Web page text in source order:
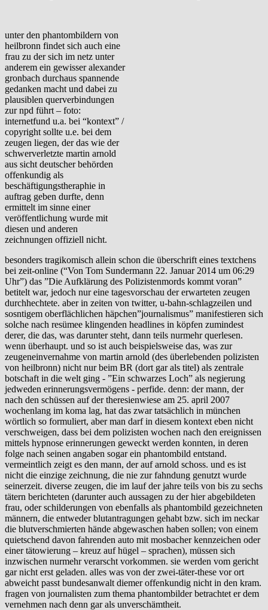
unter den phantombildern von
heilbronn findet sich auch eine
frau zu der sich im netz unter
anderem ein gewisser alexander
gronbach durchaus spannende
gedanken macht und dabei zu
plausiblen querverbindungen
zur npd führt – foto:
internetfund u.a. bei “kontext” /
copyright sollte u.e. bei dem
zeugen liegen, der das wie der
schwerverletzte martin arnold
aus sicht deutscher behörden
offenkundig als
beschäftigungstheraphie in
auftrag geben durfte, denn
ermittelt im sinne einer
veröffentlichung wurde mit
diesen und anderen
zeichnungen offiziell nicht.
besonders tragikomisch allein schon die überschrift eines textchens
bei zeit-online (“Von Tom Sundermann 22. Januar 2014 um 06:29
Uhr”) das ”Die Aufklärung des Polizistenmords kommt voran”
betitelt war, jedoch nur eine tagesvorschau der erwarteten zeugen
durchhechtete. aber in zeiten von twitter, u-bahn-schlagzeilen und
sosntigem oberflächlichen häpchen”journalismus” manifestieren sich
solche nach resümee klingenden headlines in köpfen zumindest
derer, die das, was darunter steht, dann teils nurmehr querlesen.
wenn überhaupt. und so ist auch beispielsweise das, was zur
zeugeneinvernahme von martin arnold (des überlebenden polizisten
von heilbronn) nicht nur beim BR (dort gar als titel) als zentrale
botschaft in die welt ging - ”Ein schwarzes Loch” als negierung
jedweden erinnerungsvermögens - perfide. denn: der mann, der
nach den schüssen auf der theresienwiese am 25. april 2007
wochenlang im koma lag, hat das zwar tatsächlich in münchen
wörtlich so formuliert, aber man darf in diesem kontext eben nicht
verschweigen, dass bei dem polizisten wochen nach den ereignissen
mittels hypnose erinnerungen geweckt werden konnten, in deren
folge nach seinen angaben sogar ein phantombild entstand.
vermeintlich zeigt es den mann, der auf arnold schoss. und es ist
nicht die einzige zeichnung, die nie zur fahndung genutzt wurde
seinerzeit. diverse zeugen, die im lauf der jahre teils von bis zu sechs
tätern berichteten (darunter auch aussagen zu der hier abgebildeten
frau, oder schilderungen von ebenfalls als phantombild gezeichneten
männern, die entweder blutantragungen gehabt bzw. sich im neckar
die blutverschmierten hände abgewaschen haben sollen; von einem
quietschend davon fahrenden auto mit mosbacher kennzeichen oder
einer tätowierung – kreuz auf hügel – sprachen), müssen sich
inzwischen nurmehr verarscht vorkommen. sie werden vom gericht
gar nicht erst geladen. alles was von der zwei-täter-these vor ort
abweicht passt bundesanwalt diemer offenkundig nicht in den kram.
fragen von journalisten zum thema phantombilder betrachtet er dem
vernehmen nach denn gar als unverschämtheit.